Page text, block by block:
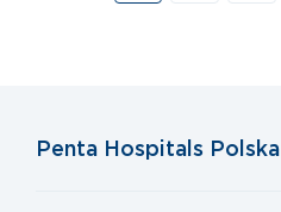
Penta Hospitals Polska